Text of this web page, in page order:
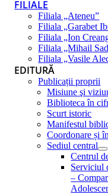
FILIALE
Filiala „Ateneu”
Filiala „Garabet
Filiala „Ion
Filiala „Mihail
Filiala „Vasile
EDITURĂ
Publicații proprii
Misiune şi
Biblioteca în
Scurt istoric
Manifestul
Coordonare și
Sediul central
Centrul
Serviciul
–